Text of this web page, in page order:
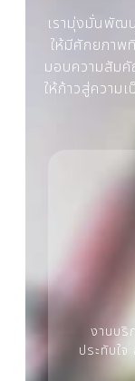
เรามุ่งมั่นพัฒ
ให้มีศักยภาพ
มอบความสัม
ให้ก้าวสู่ความ
งานบริ
ประทับใจ